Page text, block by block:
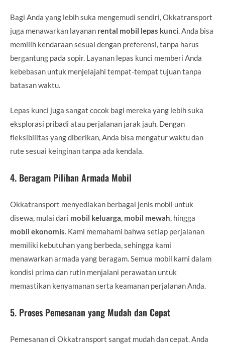
Bagi Anda yang lebih suka mengemudi sendiri, Okkatransport
juga menawarkan layanan rental mobil lepas kunci. Anda bisa
memilih kendaraan sesuai dengan preferensi, tanpa harus
bergantung pada sopir. Layanan lepas kunci memberi Anda
kebebasan untuk menjelajahi tempat-tempat tujuan tanpa
batasan waktu.
Lepas kunci juga sangat cocok bagi mereka yang lebih suka
eksplorasi pribadi atau perjalanan jarak jauh. Dengan
fleksibilitas yang diberikan, Anda bisa mengatur waktu dan
rute sesuai keinginan tanpa ada kendala.
4. Beragam Pilihan Armada Mobil
Okkatransport menyediakan berbagai jenis mobil untuk
disewa, mulai dari mobil keluarga mobil mewah , hingga
mobil ekonomis . Kami memahami bahwa setiap perjalanan
memiliki kebutuhan yang berbeda, sehingga kami
menawarkan armada yang beragam. Semua mobil kami dalam
kondisi prima dan rutin menjalani perawatan untuk
memastikan kenyamanan serta keamanan perjalanan Anda.
5. Proses Pemesanan yang Mudah dan Cepat
Pemesanan di Okkatransport sangat mudah dan cepat. Anda